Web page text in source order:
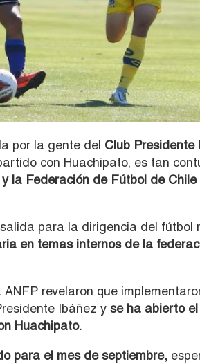
por la gente del Club Presidente
con Huachipato, es tan
la Federación de Fútbol de Chile
para la dirigencia del fútbol
en temas internos de la
revelaron que
Ibáñez y se ha abierto
Huachipato.
para el mes de septiembre,